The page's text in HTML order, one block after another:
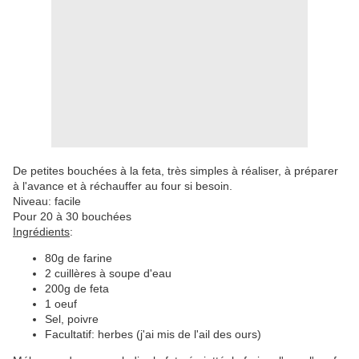
De petites bouchées à la feta, très simples à réaliser, à préparer
à l'avance et à réchauffer au four si besoin.
Niveau: facile
Pour 20 à 30 bouchées
Ingrédients:
80g de farine
2 cuillères à soupe d'eau
200g de feta
1 oeuf
Sel, poivre
Facultatif: herbes (j'ai mis de l'ail des ours)